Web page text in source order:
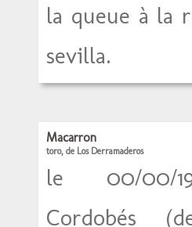
la queue à la
sevilla.
Macarron
toro, de Los Derramaderos
le 00/00/
Cordobés